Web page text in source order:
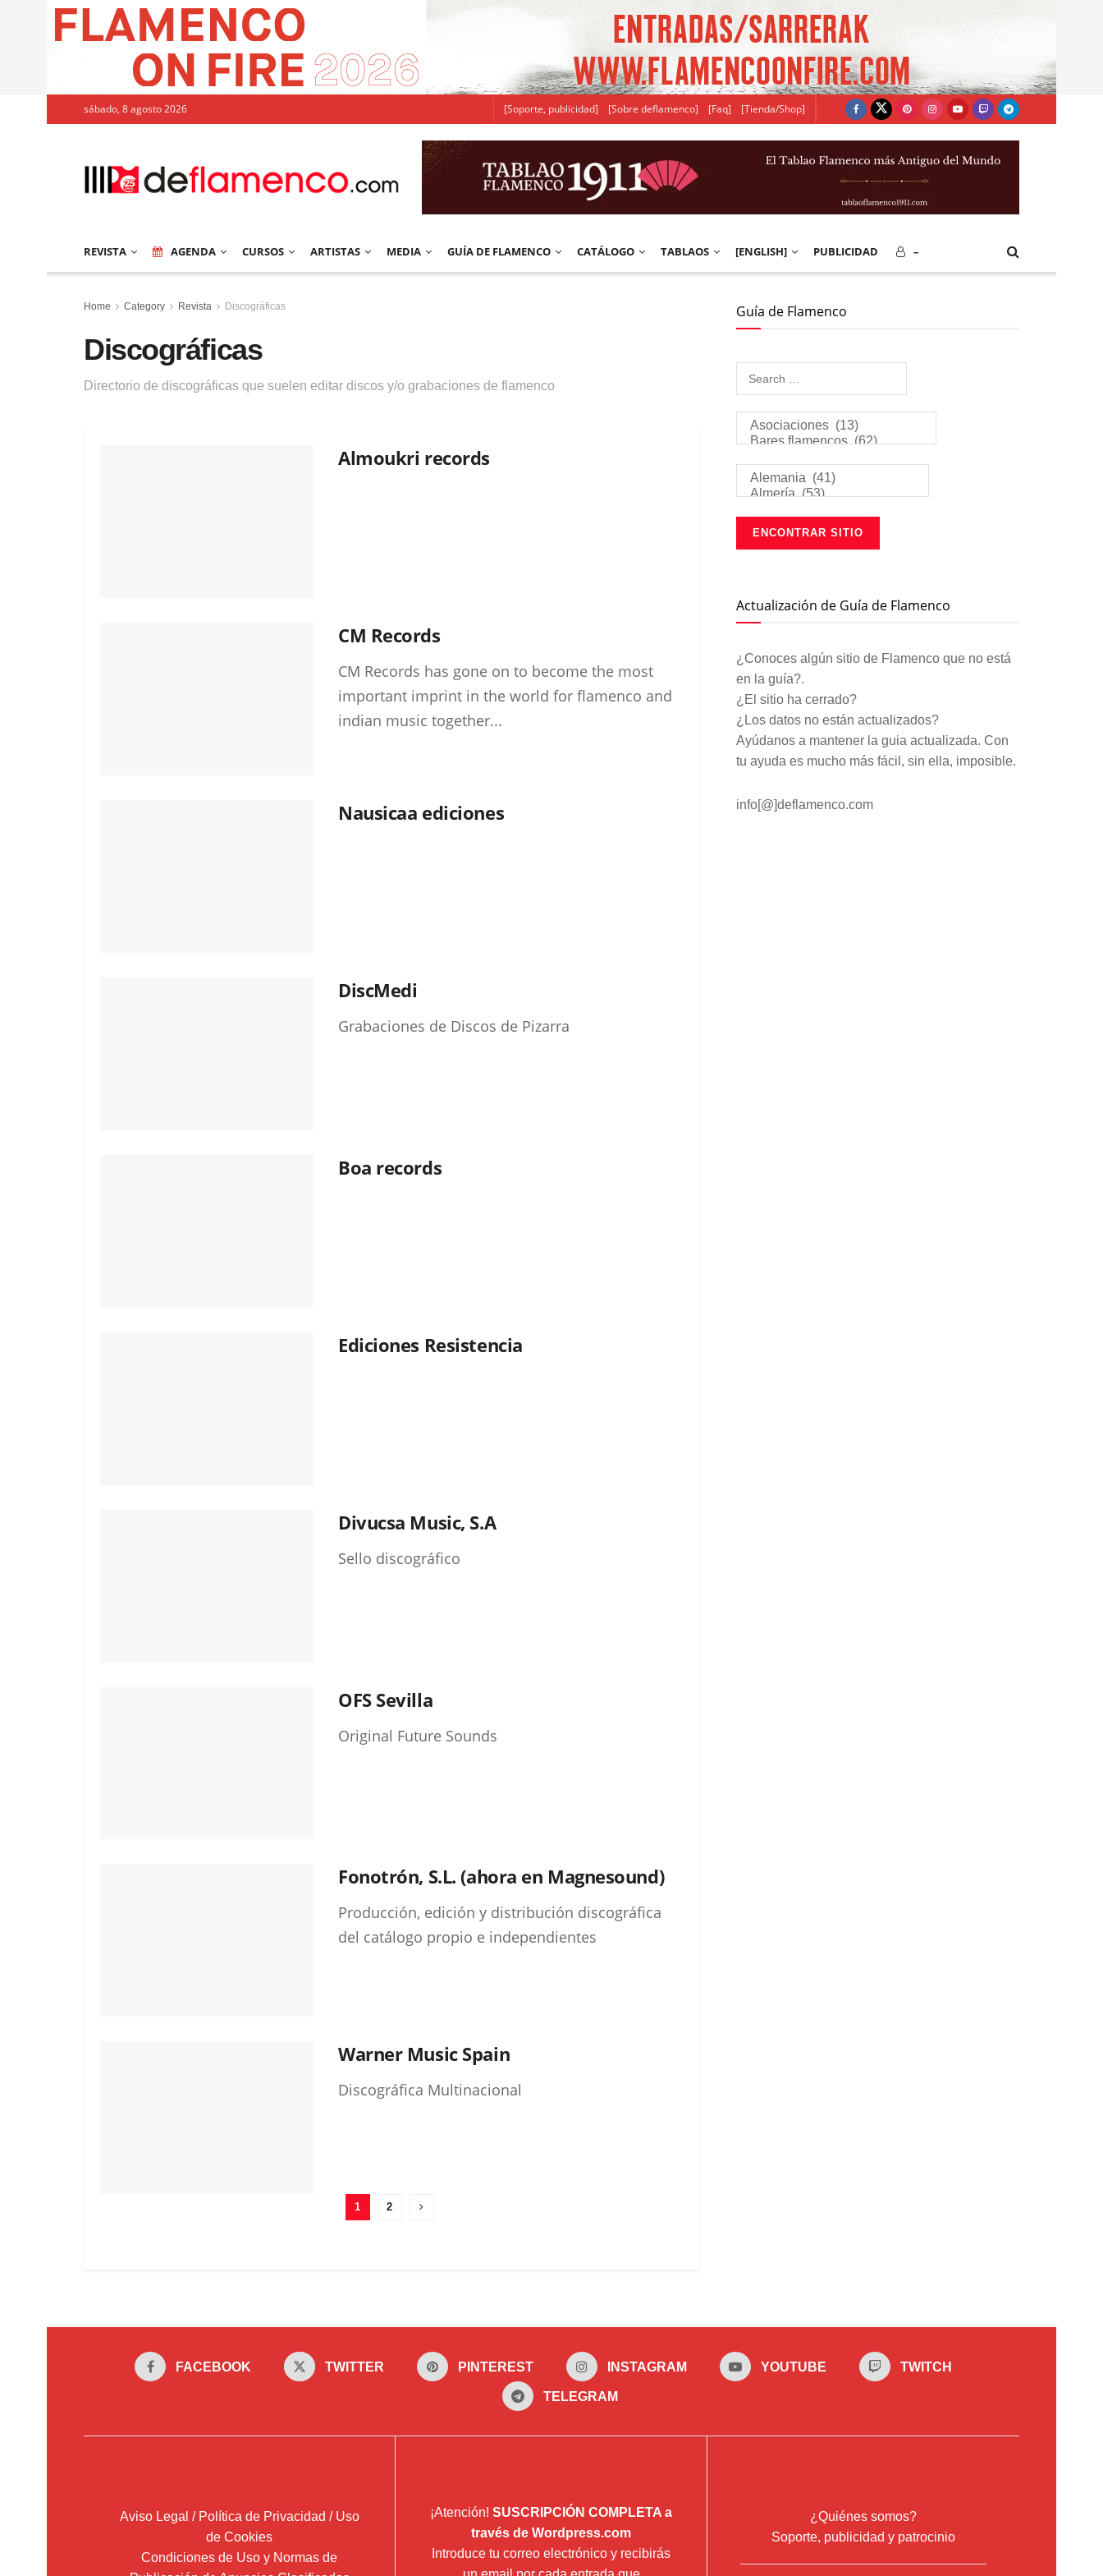
sábado, 8 agosto 2026 [Soporte, publicidad] [Sobre deflamenco] [Faq] [Tienda/Shop]
REVISTA AGENDA CURSOS ARTISTAS MEDIA GUÍA DE FLAMENCO CATÁLOGO TABLAOS [ENGLISH] PUBLICIDAD –
Home Category Revista Discográficas
Discográficas
Directorio de discográficas que suelen editar discos y/o grabaciones de flamenco
Almoukri records
CM Records
CM Records has gone on to become the most
important imprint in the world for flamenco and
indian music together...
Nausicaa ediciones
DiscMedi
Grabaciones de Discos de Pizarra
Boa records
Ediciones Resistencia
Divucsa Music, S.A
Sello discográfico
OFS Sevilla
Original Future Sounds
Fonotrón, S.L. (ahora en Magnesound)
Producción, edición y distribución discográfica
del catálogo propio e independientes
Warner Music Spain
Discográfica Multinacional
1 2
Guía de Flamenco
Actualización de Guía de Flamenco
¿Conoces algún sitio de Flamenco que no está
en la guía?.
¿El sitio ha cerrado?
¿Los datos no están actualizados?
Ayúdanos a mantener la guia actualizada. Con
tu ayuda es mucho más fácil, sin ella, imposible.
info[@]deflamenco.com
FACEBOOK TWITTER PINTEREST INSTAGRAM YOUTUBE TWITCH
TELEGRAM
Aviso Legal / Política de Privacidad / Uso
de Cookies
Condiciones de Uso y Normas de
¡Atención! SUSCRIPCIÓN COMPLETA a
través de Wordpress.com
Introduce tu correo electrónico y recibirás
¿Quiénes somos?
Soporte, publicidad y patrocinio